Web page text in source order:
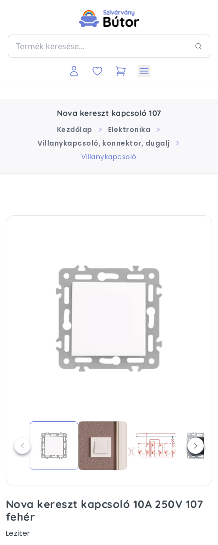
Nova kereszt kapcsoló 107
Kezdőlap
Elektronika
Villanykapcsoló, konnektor, dugalj
Villanykapcsoló
Nova kereszt kapcsoló 10A 250V 107
fehér
Leziter